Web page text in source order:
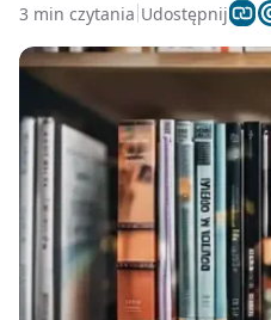
3 min czytania Udostępnij